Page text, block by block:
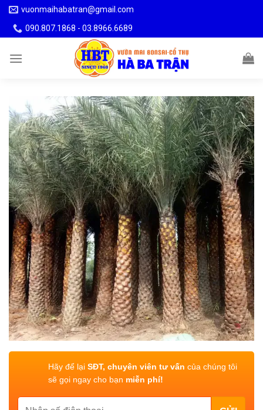
Skip
content
vuonmaihabatran@gmail.com
090.807.1868 - 03.8966.6689
Hãy để lại SĐT, chuyên viên tư vấn của chúng tôi
sẽ gọi ngay cho bạn miễn phí!